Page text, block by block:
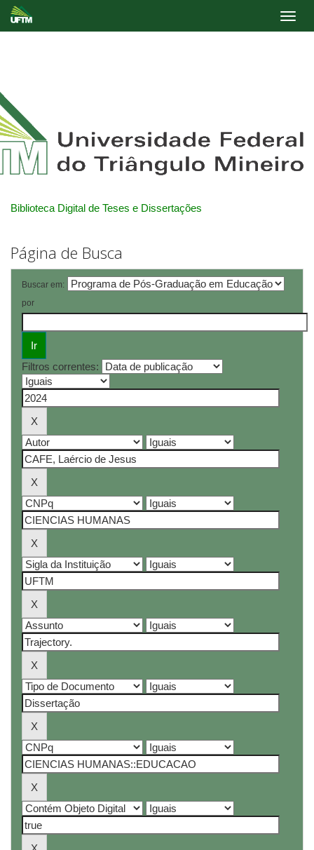
Biblioteca Digital de Teses e Dissertações
Página de Busca
Buscar em:
por
Filtros correntes: